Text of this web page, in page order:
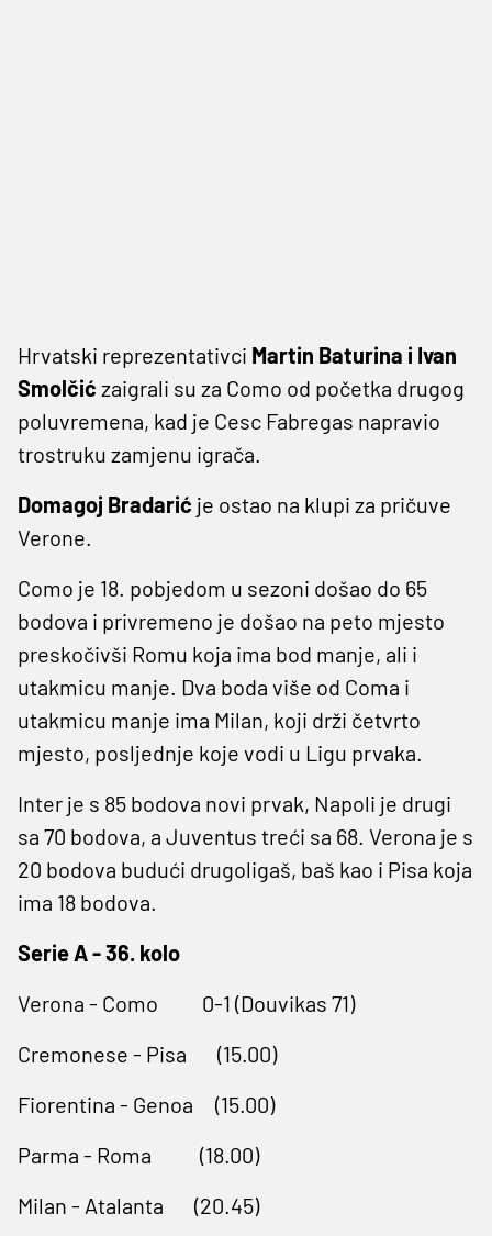
Hrvatski reprezentativci Martin Baturina i Ivan
Smolčić zaigrali su za Como od početka drugog
poluvremena, kad je Cesc Fabregas napravio
trostruku zamjenu igrača.
Domagoj Bradarić je ostao na klupi za pričuve
Verone.
Como je 18. pobjedom u sezoni došao do 65
bodova i privremeno je došao na peto mjesto
preskočivši Romu koja ima bod manje, ali i
utakmicu manje. Dva boda više od Coma i
utakmicu manje ima Milan, koji drži četvrto
mjesto, posljednje koje vodi u Ligu prvaka.
Inter je s 85 bodova novi prvak, Napoli je drugi
sa 70 bodova, a Juventus treći sa 68. Verona je s
20 bodova budući drugoligaš, baš kao i Pisa koja
ima 18 bodova.
Serie A - 36. kolo
Verona - Como 0-1 (Douvikas 71)
Cremonese - Pisa (15.00)
Fiorentina - Genoa (15.00)
Parma - Roma (18.00)
Milan - Atalanta (20.45)